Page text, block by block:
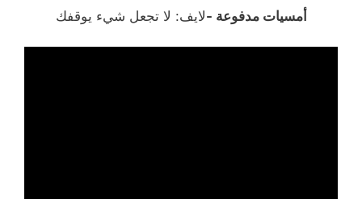
أمسيات مدفوعة -لايف: لا تجعل شيء يوقفك